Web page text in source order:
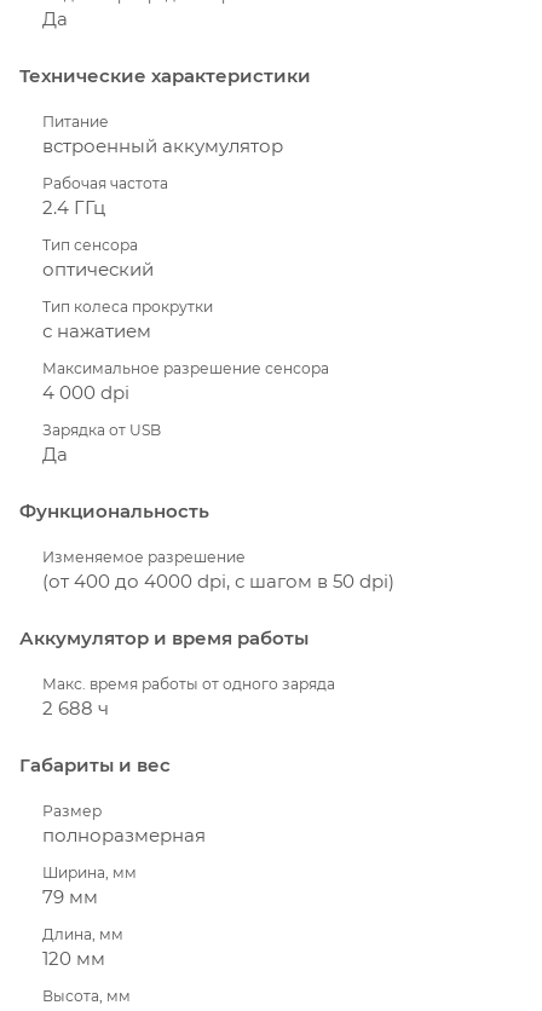
Да
Технические характеристики
Питание
встроенный аккумулятор
Рабочая частота
2.4 ГГц
Тип сенсора
оптический
Тип колеса прокрутки
с нажатием
Максимальное разрешение сенсора
4 000 dpi
Зарядка от USB
Да
Функциональность
Изменяемое разрешение
(от 400 до 4000 dpi, с шагом в 50 dpi)
Аккумулятор и время работы
Макс. время работы от одного заряда
2 688 ч
Габариты и вес
Размер
полноразмерная
Ширина, мм
79 мм
Длина, мм
120 мм
Высота, мм